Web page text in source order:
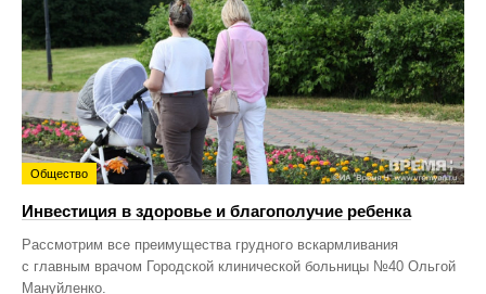
Общество
Инвестиция в здоровье и благополучие ребенка
Рассмотрим все преимущества грудного вскармливания
с главным врачом Городской клинической больницы №40 Ольгой
Мануйленко.